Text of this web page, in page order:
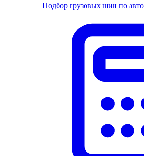
Подбор грузовых шин по авто